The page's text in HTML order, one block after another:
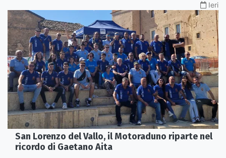
Ieri
San Lorenzo del Vallo, il Motoraduno riparte nel
ricordo di Gaetano Aita